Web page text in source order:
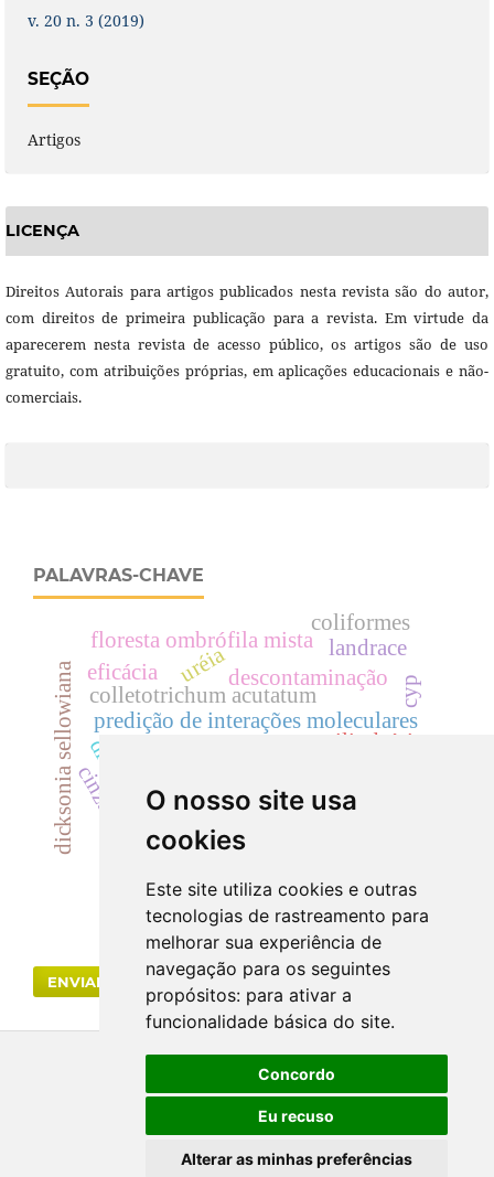
O nosso site usa
cookies
Este site utiliza cookies e outras
tecnologias de rastreamento para
melhorar sua experiência de
navegação para os seguintes
propósitos: para ativar a
funcionalidade básica do site.
Concordo
Eu recuso
Alterar as minhas preferências
v. 20 n. 3 (2019)
SEÇÃO
Artigos
LICENÇA
Direitos Autorais para artigos publicados nesta revista são do autor,
com direitos de primeira publicação para a revista. Em virtude da
aparecerem nesta revista de acesso público, os artigos são de uso
gratuito, com atribuições próprias, em aplicações educacionais e não-
comerciais.
PALAVRAS-CHAVE
predição de interações moleculares
creatinina
dicksoniaceae
dicksonia sellowiana colletotrichum acutatum
acácias
cilindrúria.
uréia
floresta ombrófila mista
hematúria
descontaminação
landrace
rutaceae
cinzas totais segurança
eficácia
toxicidade.
coliformes
cyp
ENVIAR SUBMISSÃO